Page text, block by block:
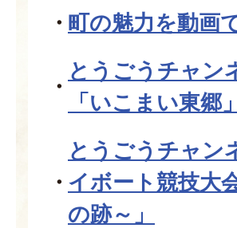
町の魅力を動画
とうごうチャン
「いこまい東郷」
とうごうチャン
イボート競技大
の跡～」